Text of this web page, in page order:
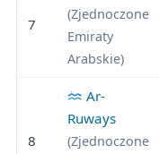
7
(Zjednoczone
Emiraty
Arabskie)
8
Ar-
Ruways
(Zjednoczone